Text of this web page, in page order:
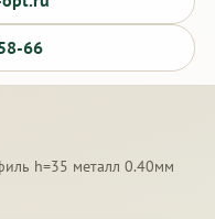
66
h=35 металл 0.40мм